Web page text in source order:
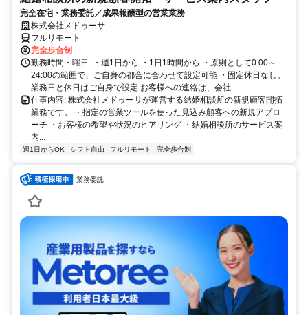
完全在宅・業務委託／成果報酬型の営業業務
株式会社メドゥーサ
フルリモート
完全歩合制
勤務時間・曜日: ・週1日から ・1日1時間から ・原則として0:00～
24:00の範囲で、ご自身の都合に合わせて設定可能 ・固定休日なし。
業務日と休日はご自身で設定 お客様への連絡は、会社...
仕事内容: 株式会社メドゥーサが運営する結婚相談所の新規顧客開拓
業務です。 ・指定の営業ツールを使った見込み顧客への新規アプロ
ーチ ・お客様の希望や状況のヒアリング ・結婚相談所のサービス案
内...
週1日からOK シフト自由 フルリモート 完全歩合制
業務委託